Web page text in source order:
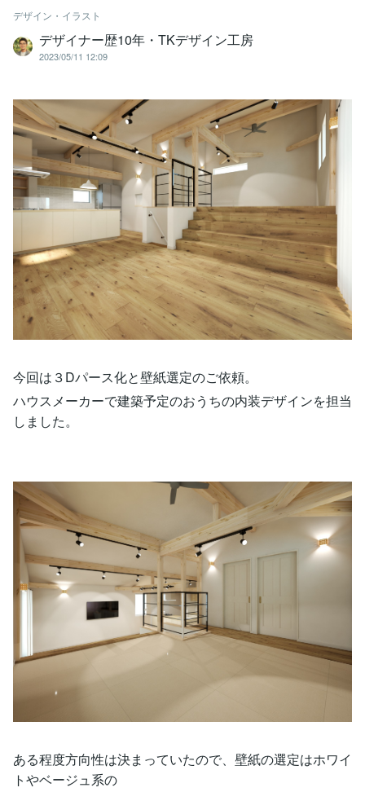
デザイン・イラスト
デザイナー歴10年・TKデザイン工房
2023/05/11 12:09
今回は３Dパース化と壁紙選定のご依頼。
ハウスメーカーで建築予定のおうちの内装デザインを担当
しました。
ある程度方向性は決まっていたので、壁紙の選定はホワイ
トやベージュ系の